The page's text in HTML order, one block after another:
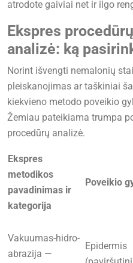
atrodote gaiviai net ir ilgo
Ekspres
analizė: ką
Norint išvengti nemalonių
pleiskanojimas ar taškiniai
kiekvieno metodo poveikio
Žemiau pateikiama trumpa
procedūrų analizė.
Ekspres
metodikos
pavadinimas ir
kategorija
Poveikio
Vakuumas-hidro-
abrazija —
Epidermis